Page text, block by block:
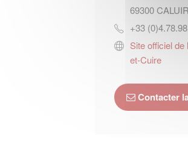
69300
+33
Site officiel
et-Cuire
Contacter